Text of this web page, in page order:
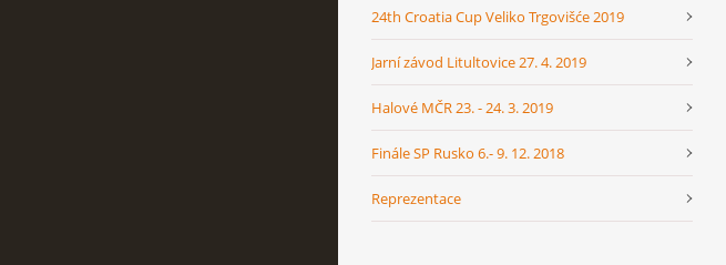
24th Croatia Cup Veliko Trgovišće 2019
Jarní závod Litultovice 27. 4. 2019
Halové MČR 23. - 24. 3. 2019
Finále SP Rusko 6.- 9. 12. 2018
Reprezentace